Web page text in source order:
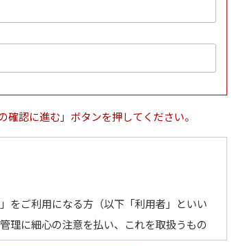
認に進む」ボタンを押してください。
をご利用になる方（以下「利用者」といい
理に細心の注意を払い、これを取扱うもの